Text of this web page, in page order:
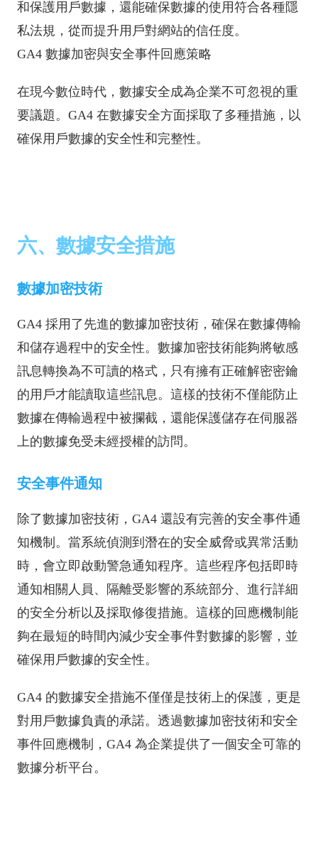
和保護用戶數據，還能確保數據的使用符合各種隱
私法規，從而提升用戶對網站的信任度。
GA4 數據加密與安全事件回應策略
在現今數位時代，數據安全成為企業不可忽視的重
要議題。GA4 在數據安全方面採取了多種措施，以
確保用戶數據的安全性和完整性。
六、數據安全措施
數據加密技術
GA4 採用了先進的數據加密技術，確保在數據傳輸
和儲存過程中的安全性。數據加密技術能夠將敏感
訊息轉換為不可讀的格式，只有擁有正確解密密鑰
的用戶才能讀取這些訊息。這樣的技術不僅能防止
數據在傳輸過程中被攔截，還能保護儲存在伺服器
上的數據免受未經授權的訪問。
安全事件通知
除了數據加密技術，GA4 還設有完善的安全事件通
知機制。當系統偵測到潛在的安全威脅或異常活動
時，會立即啟動警急通知程序。這些程序包括即時
通知相關人員、隔離受影響的系統部分、進行詳細
的安全分析以及採取修復措施。這樣的回應機制能
夠在最短的時間內減少安全事件對數據的影響，並
確保用戶數據的安全性。
GA4 的數據安全措施不僅僅是技術上的保護，更是
對用戶數據負責的承諾。透過數據加密技術和安全
事件回應機制，GA4 為企業提供了一個安全可靠的
數據分析平台。